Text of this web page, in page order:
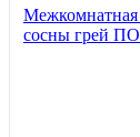
Межкомнатная
сосны грей ПО